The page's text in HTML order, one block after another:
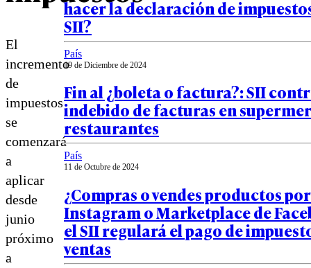
El
incremento
de
impuestos
se
comenzará
a
aplicar
desde
junio
próximo
a
hacer la declaración de
SII?
País
19 de Diciembre de 2024
Fin al ¿boleta o factura?: SII
indebido de facturas en
restaurantes
País
11 de Octubre de 2024
¿Compras o vendes productos por
Instagram o Marketplace de
el SII regulará el pago de
ventas